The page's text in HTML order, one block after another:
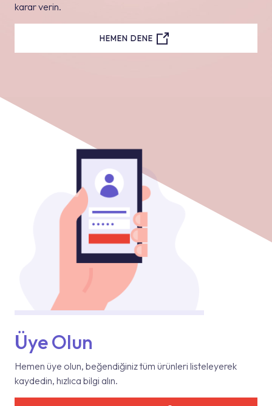
karar verin.
HEMEN DENE
Üye Olun
Hemen üye olun, beğendiğiniz tüm ürünleri listeleyerek
kaydedin, hızlıca bilgi alın.